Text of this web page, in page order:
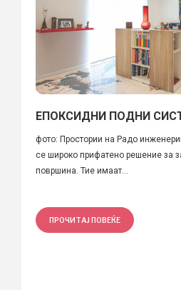
ЕПОКСИДНИ ПОДНИ
фото: Простории на Радо
се широко прифатено решение за
површина. Тие имаат...
ПРОЧИТАЈ ПОВЕЌЕ